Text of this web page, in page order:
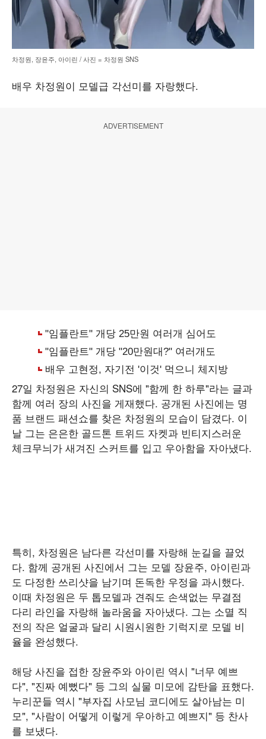
차정원, 장윤주, 아이린 / 사진 = 차정원 SNS
배우 차정원이 모델급 각선미를 자랑했다.
ADVERTISEMENT
27일 차정원은 자신의 SNS에 "함께 한 하루"라는 글과
함께 여러 장의 사진을 게재했다. 공개된 사진에는 명
품 브랜드 패션쇼를 찾은 차정원의 모습이 담겼다. 이
날 그는 은은한 골드톤 트위드 자켓과 빈티지스러운
체크무늬가 새겨진 스커트를 입고 우아함을 자아냈다.
특히, 차정원은 남다른 각선미를 자랑해 눈길을 끌었
다. 함께 공개된 사진에서 그는 모델 장윤주, 아이린과
도 다정한 쓰리샷을 남기며 돈독한 우정을 과시했다.
이때 차정원은 두 톱모델과 견줘도 손색없는 무결점
다리 라인을 자랑해 놀라움을 자아냈다. 그는 소멸 직
전의 작은 얼굴과 달리 시원시원한 기럭지로 모델 비
율을 완성했다.
해당 사진을 접한 장윤주와 아이린 역시 "너무 예쁘
다", "진짜 예뻤다" 등 그의 실물 미모에 감탄을 표했다.
누리꾼들 역시 "부자집 사모님 코디에도 살아남는 미
모", "사람이 어떻게 이렇게 우아하고 예쁘지" 등 찬사
를 보냈다.